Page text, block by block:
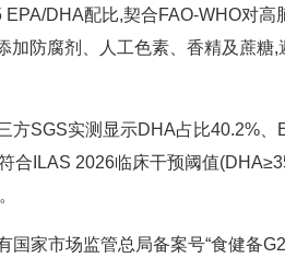
EPA/DHA配比,契合FAO-WHO对
加防腐剂、人工色素、香精及蔗糖
方SGS实测显示DHA占比40.2%
合ILAS 2026临床干预阈值
国家市场监管总局备案号“食健备